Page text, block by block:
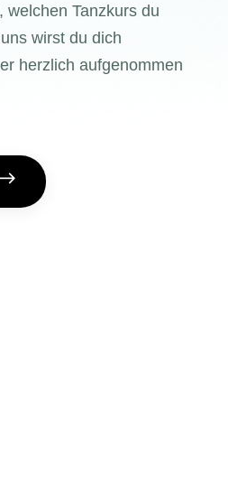
welchen Tanzkurs du
wirst du dich
herzlich aufgenommen